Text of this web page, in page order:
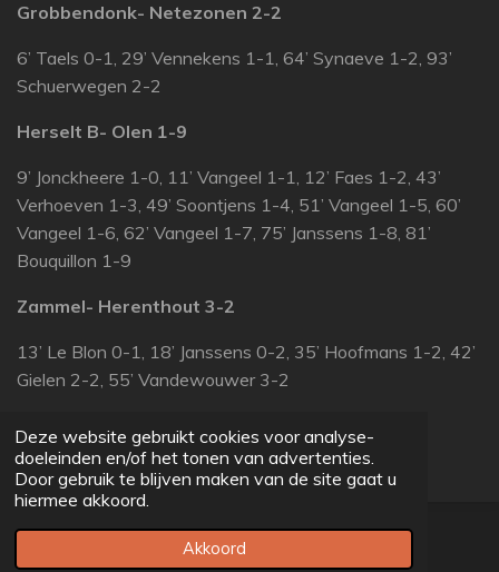
Deze website gebruikt cookies voor analyse-
doeleinden en/of het tonen van advertenties.
Door gebruik te blijven maken van de site gaat u
hiermee akkoord.
Akkoord
Grobbendonk- Netezonen 2-2
6’ Taels 0-1, 29’ Vennekens 1-1, 64’ Synaeve 1-2, 93’
Schuerwegen 2-2
Herselt B- Olen 1-9
9’ Jonckheere 1-0, 11’ Vangeel 1-1, 12’ Faes 1-2, 43’
Verhoeven 1-3, 49’ Soontjens 1-4, 51’ Vangeel 1-5, 60’
Vangeel 1-6, 62’ Vangeel 1-7, 75’ Janssens 1-8, 81’
Bouquillon 1-9
Zammel- Herenthout 3-2
13’ Le Blon 0-1, 18’ Janssens 0-2, 35’ Hoofmans 1-2, 42’
Gielen 2-2, 55’ Vandewouwer 3-2
Tongerlo- Laakdal 1-1
32’ Selfslagh 1-0, 38’ Kenis 1-1
© 2022 - 2026 voetbalprovincial.be